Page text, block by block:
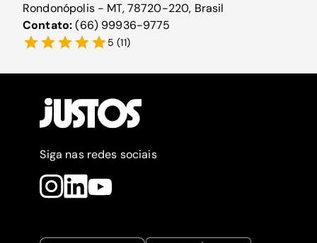
Rondonópolis - MT, 78720-220, Brasil
Contato:(66) 99936-9775
5 (11)
Siga nas redes sociais